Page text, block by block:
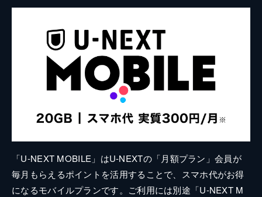
「U-NEXT MOBILE」はU-NEXTの「月額プラン」会員が
毎月もらえるポイントを活用することで、スマホ代がお得
になるモバイルプランです。ご利用には別途「U-NEXT M